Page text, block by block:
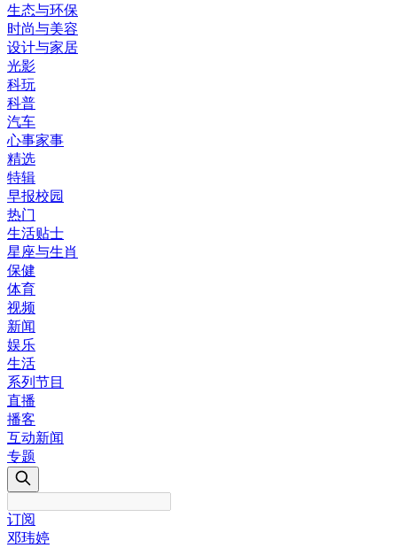
生态与环保
时尚与美容
设计与家居
光影
科玩
科普
汽车
心事家事
精选
特辑
早报校园
热门
生活贴士
星座与生肖
保健
体育
视频
新闻
娱乐
生活
系列节目
直播
播客
互动新闻
专题
订阅
邓玮婷